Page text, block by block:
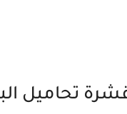
تحاميل